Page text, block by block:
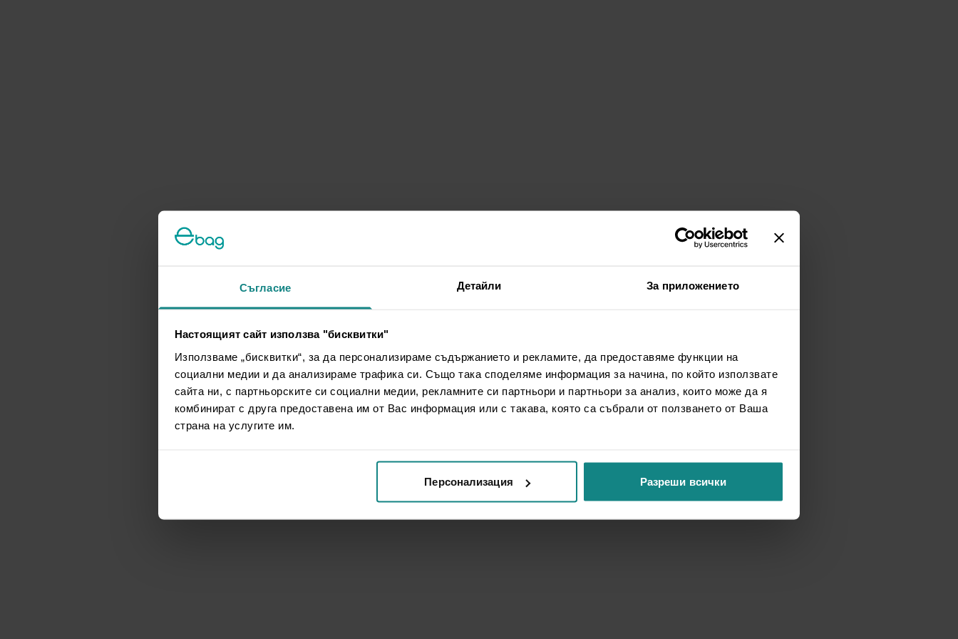
Съгласие Детайли За приложението
Настоящият сайт използва "бисквитки"
Използваме „бисквитки“, за да персонализираме съдържанието и рекламите, да предоставяме функции на
социални медии и да анализираме трафика си. Също така споделяме информация за начина, по който използвате
сайта ни, с партньорските си социални медии, рекламните си партньори и партньори за анализ, които може да я
комбинират с друга предоставена им от Вас информация или с такава, която са събрали от ползването от Ваша
страна на услугите им.
Персонализация Разреши всички